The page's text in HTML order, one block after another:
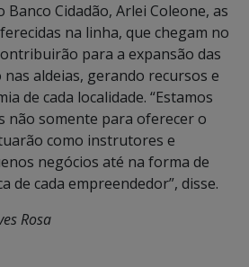
Cidadão, Arlei Coleone, as
na linha, que chegam no
para a expansão das
aldeias, gerando recursos e
de cada localidade. “Estamos
não somente para oferecer o
como instrutores e
negócios até na forma de
de cada empreendedor”, disse.
Rosa